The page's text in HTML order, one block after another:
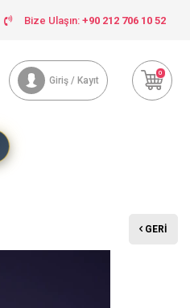
Bize Ulaşın: +90 212 706 10 52
Giriş / Kayıt
0
GERI